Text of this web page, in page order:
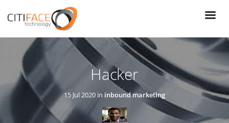
contenido
Hacker
15 Jul 2020 in inbound marketing